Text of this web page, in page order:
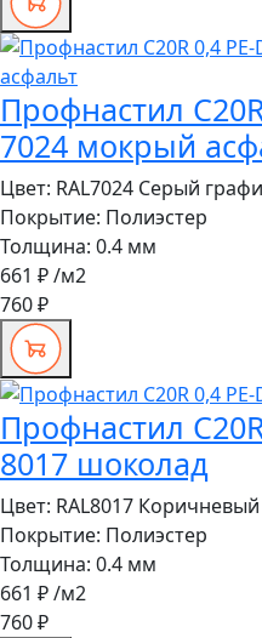
Профнастил
7024 мокрый
Цвет: RAL7024 Серый графи
Покрытие: Полиэстер
Толщина: 0.4 мм
661 ₽/м2
760 ₽
Профнастил
8017 шоколад
Цвет: RAL8017
Покрытие: Полиэстер
Толщина: 0.4 мм
661 ₽/м2
760 ₽